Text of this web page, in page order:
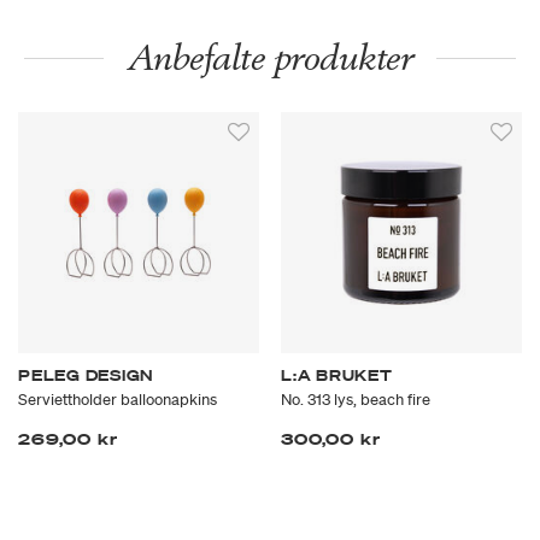
Anbefalte produkter
PELEG DESIGN
Serviettholder balloonapkins
269,00 kr
L:A BRUKET
No. 313 lys, beach fire
300,00 kr